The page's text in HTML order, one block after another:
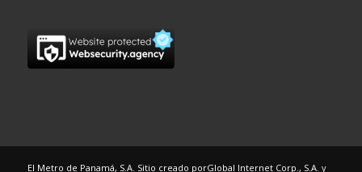
El Metro de Panamá, S.A. Sitio creado porGlobal Internet Corp., S.A. y